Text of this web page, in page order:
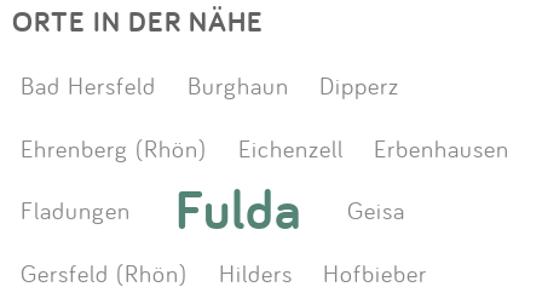
ORTE IN DER NÄHE
Bad Hersfeld Burghaun
Dipperz
Ehrenberg (Rhön)
Eichenzell
Erbenhausen
Fladungen
Fulda
Geisa
Gersfeld (Rhön)
Hilders
Hofbieber